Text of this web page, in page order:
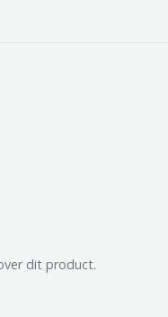
dit product.